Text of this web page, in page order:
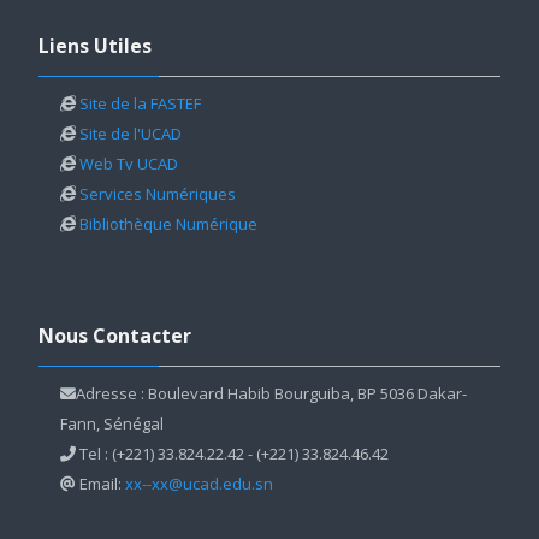
Liens Utiles
Site de la FASTEF
Site de l'UCAD
Web Tv UCAD
Services Numériques
Bibliothèque Numérique
Nous Contacter
Adresse : Boulevard Habib Bourguiba, BP 5036 Dakar-
Fann, Sénégal
Tel : (+221) 33.824.22.42 - (+221) 33.824.46.42
Email: xx--xx@ucad.edu.sn